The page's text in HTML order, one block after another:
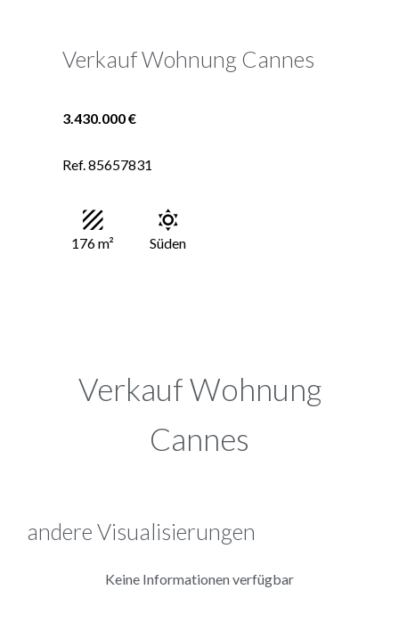
Verkauf Wohnung Cannes
3.430.000 €
Ref. 85657831
176 m² Süden
Verkauf Wohnung
Cannes
andere Visualisierungen
Keine Informationen verfügbar